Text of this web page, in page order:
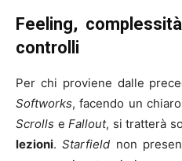
Feeling,
controlli
Per chi proviene dalle
Softworks, facendo un
Scrolls eFallout, si tratterà
lezioni.Starfield non